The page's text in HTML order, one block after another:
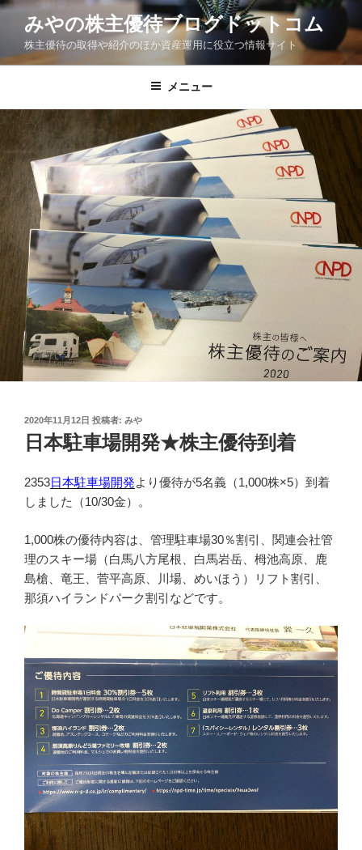
コ
ン
ス
キ
ッ
プ
みやの株主優待ブログドットコム
株主優待の取得や紹介のほか資産運用に役立つ情報サイト
メニュー
投
稿
日:
2020年11月12日 投稿者: みや
日本駐車場開発★株主優待到着
2353日本駐車場開発より優待が5名義（1,000株×5）到着
しました（10/30金）。
1,000株の優待内容は、管理駐車場30％割引、関連会社管
理のスキー場（白馬八方尾根、白馬岩岳、栂池高原、鹿
島槍、竜王、菅平高原、川場、めいほう）リフト割引、
那須ハイランドパーク割引などです。